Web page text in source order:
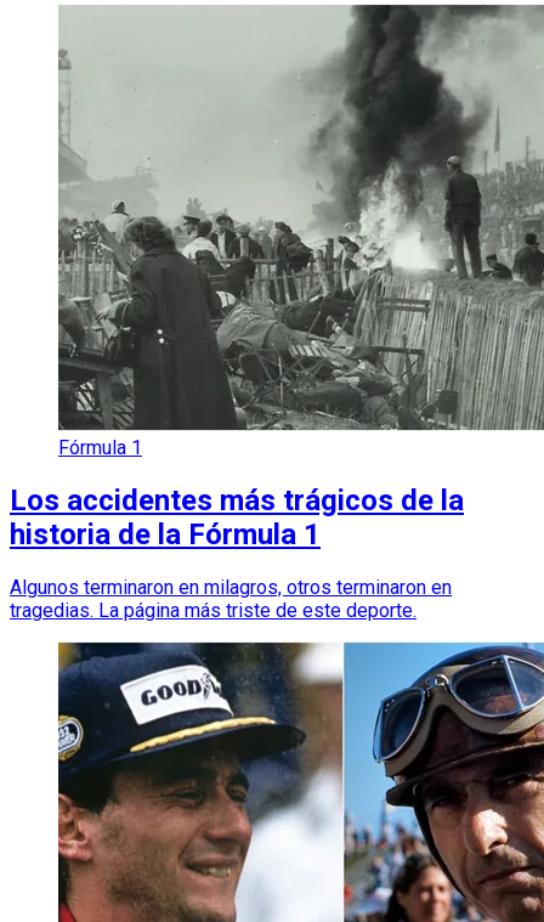
Fórmula 1
Los accidentes más trágicos de la
historia de la Fórmula 1
Algunos terminaron en milagros, otros terminaron en
tragedias. La página más triste de este deporte.